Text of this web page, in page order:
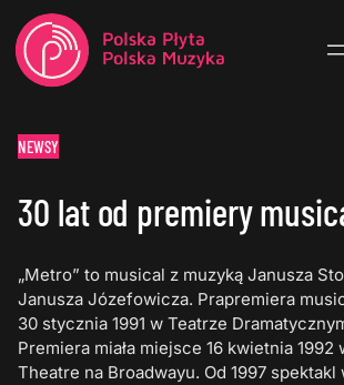
NEWSY
30 lat od premiery
„Metro” to musical z muzyką Janusza
Janusza Józefowicza. Prapremiera
30 stycznia 1991 w Teatrze
Premiera miała miejsce 16 kwietnia 1992
Theatre na Broadwayu. Od 1997